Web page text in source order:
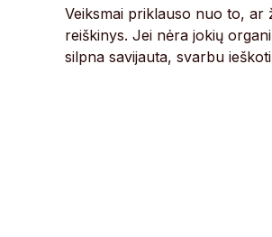
Veiksmai priklauso nuo to, ar
reiškinys. Jei nėra jokių
silpna savijauta, svarbu